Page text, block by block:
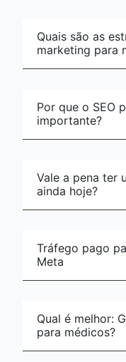
Quais são as
marketing para
Por que o SEO
importante?
Vale a pena ter
ainda hoje?
Tráfego pago
Meta
Qual é melhor:
para médicos?